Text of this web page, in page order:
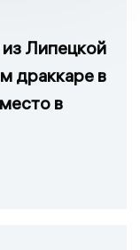
из Липецкой
драккаре в
в